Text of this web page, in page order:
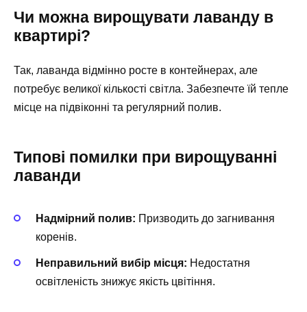
Чи можна вирощувати лаванду в
квартирі?
Так, лаванда відмінно росте в контейнерах, але
потребує великої кількості світла. Забезпечте їй тепле
місце на підвіконні та регулярний полив.
Типові помилки при вирощуванні
лаванди
Надмірний полив: Призводить до загнивання
коренів.
Неправильний вибір місця: Недостатня
освітленість знижує якість цвітіння.